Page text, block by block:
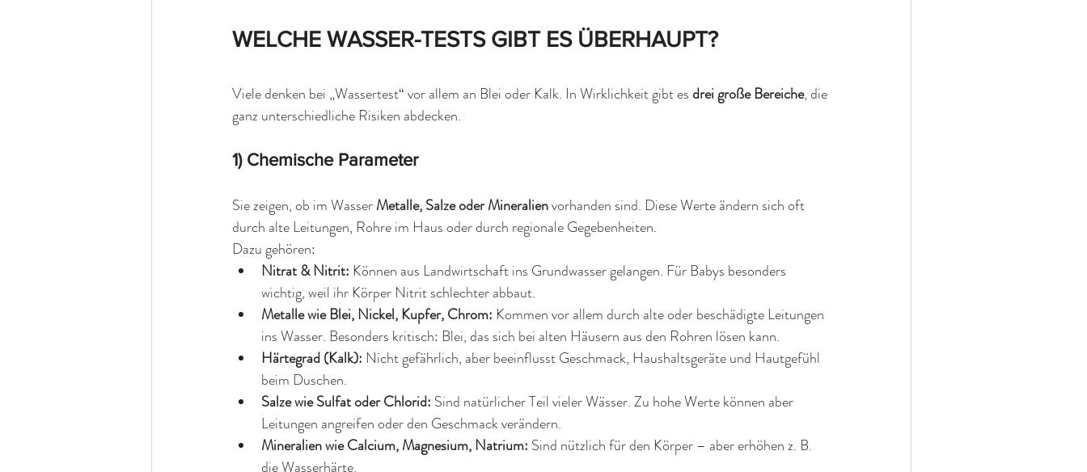
WELCHE WASSER-TESTS GIBT ES ÜBERHAUPT?
Viele denken bei „Wassertest“ vor allem an Blei oder Kalk. In Wirklichkeit gibt es drei große Bereiche, die
ganz unterschiedliche Risiken abdecken.
1) Chemische Parameter
Sie zeigen, ob im Wasser Metalle, Salze oder Mineralien vorhanden sind. Diese Werte ändern sich oft
durch alte Leitungen, Rohre im Haus oder durch regionale Gegebenheiten.
Dazu gehören:
Nitrat & Nitrit: Können aus Landwirtschaft ins Grundwasser gelangen. Für Babys besonders
wichtig, weil ihr Körper Nitrit schlechter abbaut.
Metalle wie Blei, Nickel, Kupfer, Chrom: Kommen vor allem durch alte oder beschädigte Leitungen
ins Wasser. Besonders kritisch: Blei, das sich bei alten Häusern aus den Rohren lösen kann.
Härtegrad (Kalk): Nicht gefährlich, aber beeinflusst Geschmack, Haushaltsgeräte und Hautgefühl
beim Duschen.
Salze wie Sulfat oder Chlorid: Sind natürlicher Teil vieler Wässer. Zu hohe Werte können aber
Leitungen angreifen oder den Geschmack verändern.
Mineralien wie Calcium, Magnesium, Natrium: Sind nützlich für den Körper – aber erhöhen z. B.
die Wasserhärte.